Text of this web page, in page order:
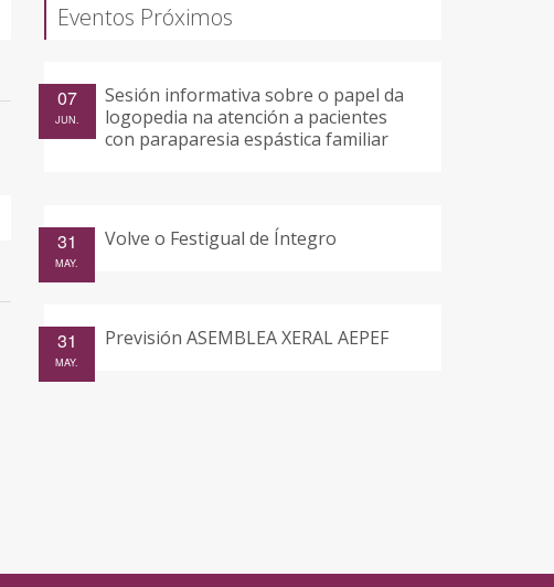
Eventos Próximos
Sesión informativa sobre o papel da
logopedia na atención a pacientes
con paraparesia espástica familiar
07
JUN.
Volve o Festigual de Íntegro
31
MAY.
Previsión ASEMBLEA XERAL AEPEF
31
MAY.